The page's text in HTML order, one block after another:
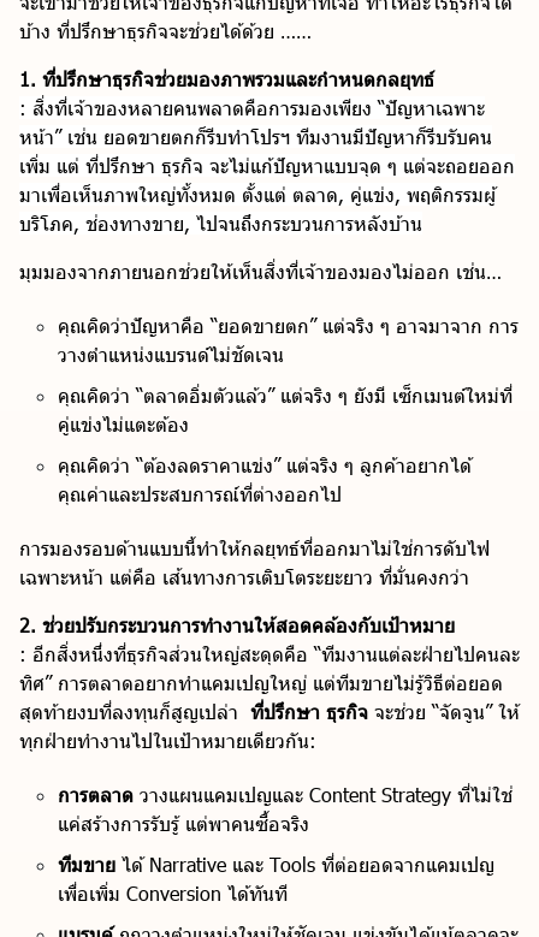
บ้าง ที่ปรึกษาธุรกิจจะช่วยได้ด้วย ……
1. ที่ปรึกษาธุรกิจช่วยมองภาพรวมและกำหนดกลยุทธ์
: สิ่งที่เจ้าของหลายคนพลาดคือการมองเพียง “ปัญหาเฉพาะ
หน้า” เช่น ยอดขายตกก็รีบทำโปรฯ ทีมงานมีปัญหาก็รีบรับคน
เพิ่ม แต่ ที่ปรึกษา ธุรกิจ จะไม่แก้ปัญหาแบบจุด ๆ แต่จะถอยออก
มาเพื่อเห็นภาพใหญ่ทั้งหมด ตั้งแต่ ตลาด, คู่แข่ง, พฤติกรรมผู้
บริโภค, ช่องทางขาย, ไปจนถึงกระบวนการหลังบ้าน
มุมมองจากภายนอกช่วยให้เห็นสิ่งที่เจ้าของมองไม่ออก เช่น…
คุณคิดว่าปัญหาคือ “ยอดขายตก” แต่จริง ๆ อาจมาจาก การ
วางตำแหน่งแบรนด์ไม่ชัดเจน
คุณคิดว่า “ตลาดอิ่มตัวแล้ว” แต่จริง ๆ ยังมี เซ็กเมนต์ใหม่ที่
คู่แข่งไม่แตะต้อง
คุณคิดว่า “ต้องลดราคาแข่ง” แต่จริง ๆ ลูกค้าอยากได้
คุณค่าและประสบการณ์ที่ต่างออกไป
การมองรอบด้านแบบนี้ทำให้กลยุทธ์ที่ออกมาไม่ใช่การดับไฟ
เฉพาะหน้า แต่คือ เส้นทางการเติบโตระยะยาว ที่มั่นคงกว่า
2. ช่วยปรับกระบวนการทำงานให้สอดคล้องกับเป้าหมาย
: อีกสิ่งหนึ่งที่ธุรกิจส่วนใหญ่สะดุดคือ “ทีมงานแต่ละฝ่ายไปคนละ
ทิศ” การตลาดอยากทำแคมเปญใหญ่ แต่ทีมขายไม่รู้วิธีต่อยอด
สุดท้ายงบที่ลงทุนก็สูญเปล่า ที่ปรึกษา ธุรกิจ จะช่วย “จัดจูน” ให้
ทุกฝ่ายทำงานไปในเป้าหมายเดียวกัน:
การตลาด วางแผนแคมเปญและ Content Strategy ที่ไม่ใช่
แค่สร้างการรับรู้ แต่พาคนซื้อจริง
ทีมขาย ได้ Narrative และ Tools ที่ต่อยอดจากแคมเปญ
เพื่อเพิ่ม Conversion ได้ทันที